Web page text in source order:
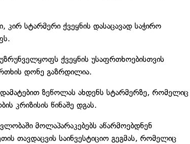
სტარმერი ქვეყნის დასაცავად საჭირო
ქვეყნის უსაფრთხოებისთვის
დონე გაზრდილია.
ზეწოლას ახდენს სტარმერზე, რომელიც
კრიზისის წინაშე დგას.
მოლაპარაკებებს აწარმოებდნენ
თავდაცვის საინვესტიციო გეგმას, რომელიც